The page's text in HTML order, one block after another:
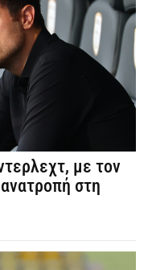
με τον
στη